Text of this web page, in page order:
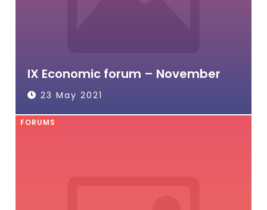
IX Economic forum – November
23 May 2021
FORUMS